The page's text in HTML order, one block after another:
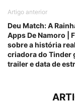
Artigo anterior
Deu Match: A
Apps De Namoro |
sobre a história
criadora do Tinder
trailer e data de